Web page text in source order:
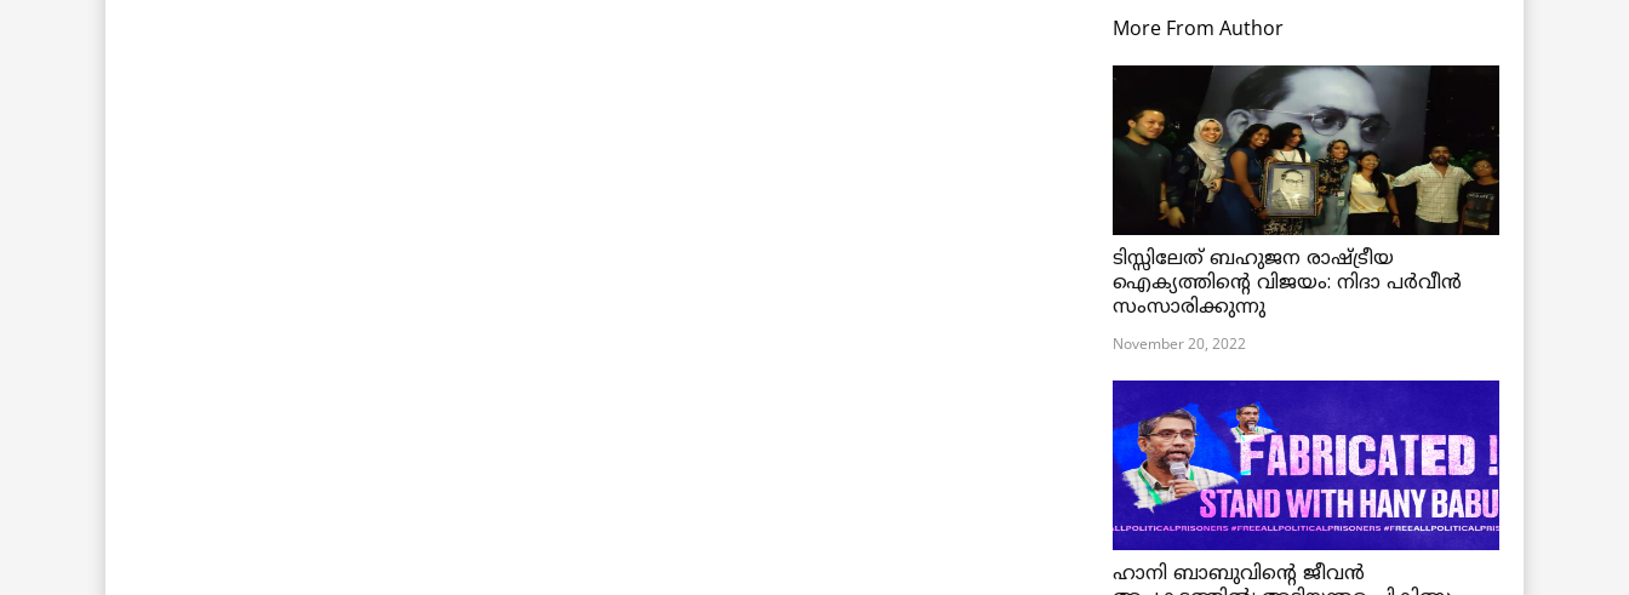
More From Author
ടിസ്സിലേത് ബഹുജന രാഷ്ട്രീയ
ഐക്യത്തിന്റെ വിജയം: നിദാ പർവീൻ
സംസാരിക്കുന്നു
November 20, 2022
ഹാനി ബാബുവിന്റെ ജീവൻ